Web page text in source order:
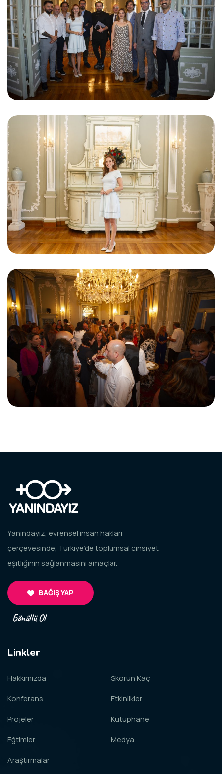
Yanındayız, evrensel insan hakları
çerçevesinde, Türkiye’de toplumsal cinsiyet
eşitliğinin sağlanmasını amaçlar.
BAĞIŞ YAP
Gönüllü Ol
Linkler
Hakkımızda
Konferans
Projeler
Eğtimler
Araştırmalar
Skorun Kaç
Etkinlikler
Kütüphane
Medya